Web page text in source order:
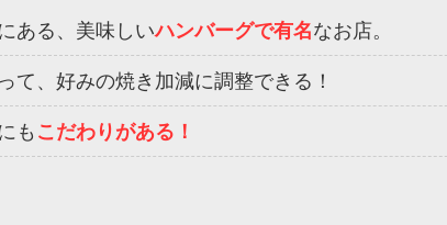
ある、美味しいハンバーグで有名なお店。
て、好みの焼き加減に調整できる！
も こだわりがある！